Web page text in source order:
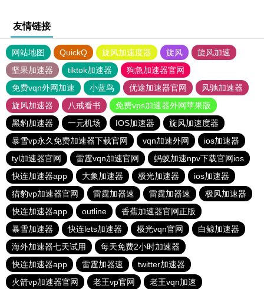
友情链接
网站地图 QuickQ 旋风加速度器 旋风
旋风加速
坚果加速器
tiktok加速器
狗急加速器官网
免费vqn外网加速
小蓝鸟 优途加速器官网
风驰加速器
旋风加速器
八戒看书
免费vps加速器外网苹果版
黑豹加速器
一元机场 IOS加速器
旋风加速度器
暴雪vp永久免费加速器下载官网
vqn加速外网
ios加速器
tyl加速器官网
雷霆vqn加速官网
蚂蚁加速npv下载官网ios
快连加速器app
大象加速器 极光加速器
ios加速器
猎豹vp加速器官网
雷霆加器速 雷霆加器速
极风加速器
快连加速器app
outline
香蕉加速器官网正版
暴雪加速器
快连lets加速器 极光vqn官网
白鲸加速器
海外加速器七天试用
每天免费2小时加速器
快连加速器app
雷霆加器速
twitter加速器
火箭vp加速器官网
老王vp官网 老王vqn加速